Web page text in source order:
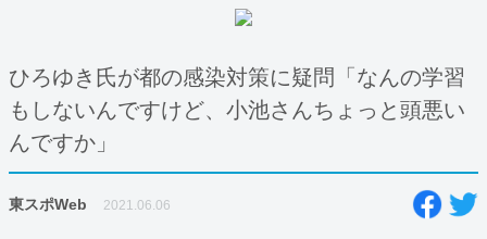
ひろゆき氏が都の感染対策に疑問「なんの学習
もしないんですけど、小池さんちょっと頭悪い
んですか」
東スポWeb 2021.06.06